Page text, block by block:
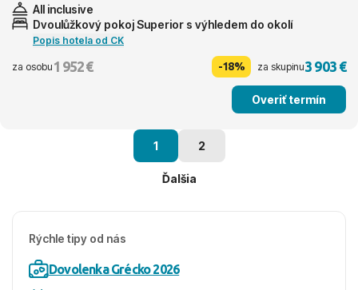
All inclusive
Dvoulůžkový pokoj Superior s výhledem do okolí
Popis hotela od CK
za osobu 1 952 € -18% za skupinu3 903 €
Overiť termín
1 2
Ďalšia
Rýchle tipy od nás
Dovolenka Grécko 2026